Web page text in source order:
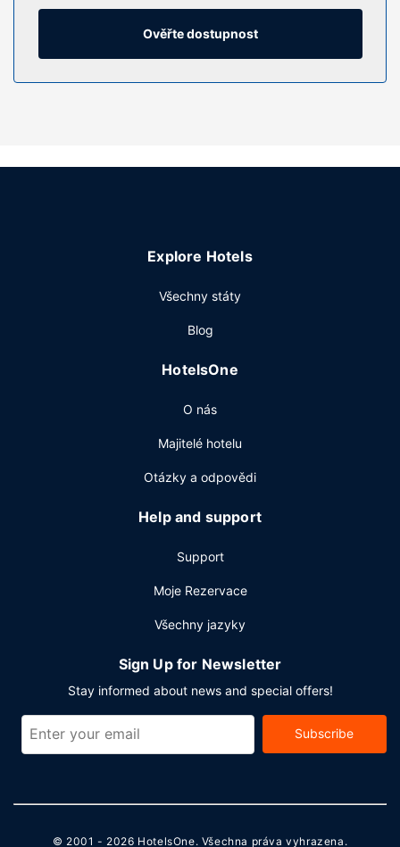
Hotel nabízí řadu možností sportovního vyžití a zábavy,
jako je například krytý bazén. K dalšímu vybavení hotelu
Hostům jsou k dispozici čistírna oděvů, recepce s
areálu je hostům k dispozici samostatné parkování
Ověřte dostupnost
Explore Hotels
Všechny státy
Blog
HotelsOne
O nás
Majitelé hotelu
Otázky a odpovědi
Help and support
Support
Moje Rezervace
Všechny jazyky
Sign Up for Newsletter
Stay informed about news and special offers!
Subscribe
© 2001 - 2026 HotelsOne. Všechna práva vyhrazena.